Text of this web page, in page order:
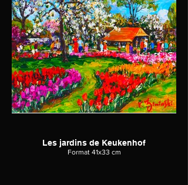
Les jardins de Keukenhof
Format 41x33 cm